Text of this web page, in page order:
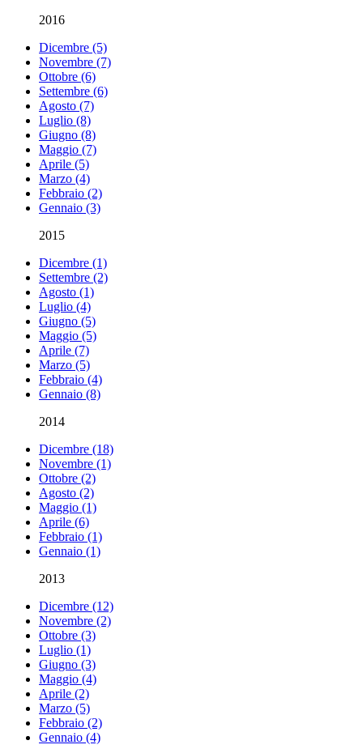
2016
Dicembre (5)
Novembre (7)
Ottobre (6)
Settembre (6)
Agosto (7)
Luglio (8)
Giugno (8)
Maggio (7)
Aprile (5)
Marzo (4)
Febbraio (2)
Gennaio (3)
2015
Dicembre (1)
Settembre (2)
Agosto (1)
Luglio (4)
Giugno (5)
Maggio (5)
Aprile (7)
Marzo (5)
Febbraio (4)
Gennaio (8)
2014
Dicembre (18)
Novembre (1)
Ottobre (2)
Agosto (2)
Maggio (1)
Aprile (6)
Febbraio (1)
Gennaio (1)
2013
Dicembre (12)
Novembre (2)
Ottobre (3)
Luglio (1)
Giugno (3)
Maggio (4)
Aprile (2)
Marzo (5)
Febbraio (2)
Gennaio (4)